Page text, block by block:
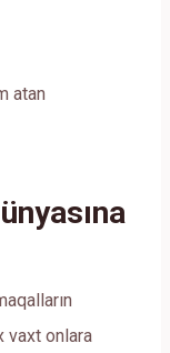
atan
vaxt onlara